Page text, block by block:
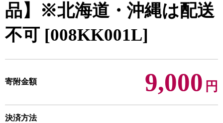
品】※北海道・沖縄は配送
不可 [008KK001L]
寄附金額 9,000 円
決済方法